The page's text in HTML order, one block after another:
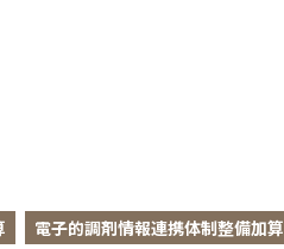
電子的調剤情報連携体制整備加算